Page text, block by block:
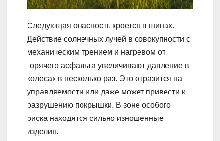
Следующая опасность кроется в шинах.
Действие солнечных лучей в совокупности с
механическим трением и нагревом от
горячего асфальта увеличивают давление в
колесах в несколько раз. Это отразится на
управляемости или даже может привести к
разрушению покрышки. В зоне особого
риска находятся сильно изношенные
изделия.